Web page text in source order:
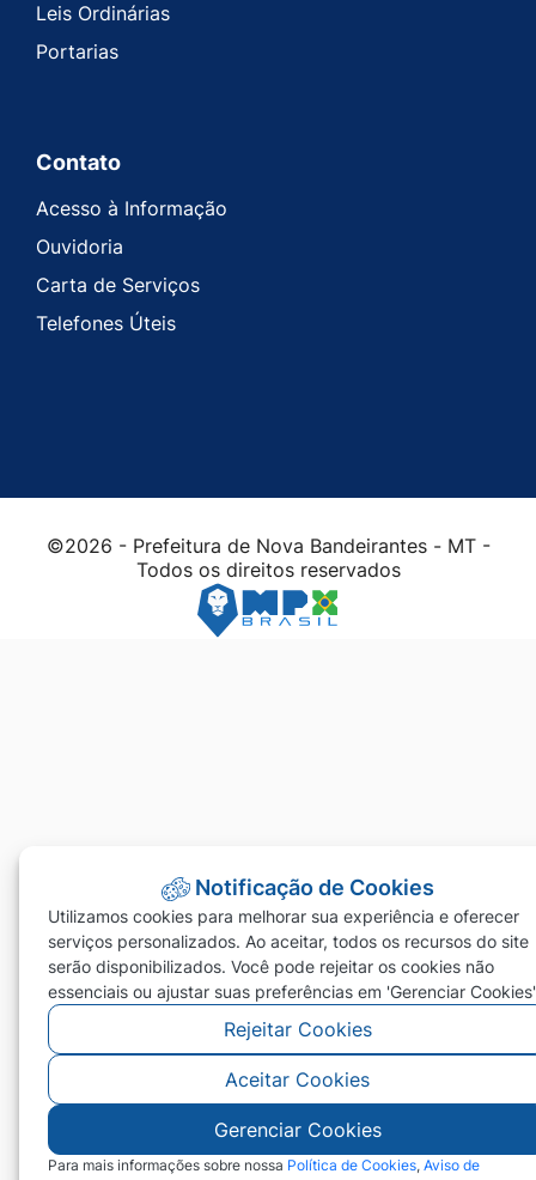
Leis Ordinárias
Portarias
Contato
Acesso à Informação
Ouvidoria
Carta de Serviços
Telefones Úteis
©2026 - Prefeitura de Nova Bandeirantes - MT -
Todos os direitos reservados
Notificação de Cookies
Utilizamos cookies para melhorar sua experiência e oferecer
serviços personalizados. Ao aceitar, todos os recursos do site
serão disponibilizados. Você pode rejeitar os cookies não
essenciais ou ajustar suas preferências em 'Gerenciar
Rejeitar Cookies
Aceitar Cookies
Gerenciar Cookies
Para mais informações sobre nossa Política de Cookies, Aviso de